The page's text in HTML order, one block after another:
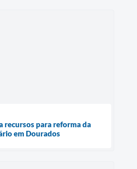
recursos para reforma da
em Dourados